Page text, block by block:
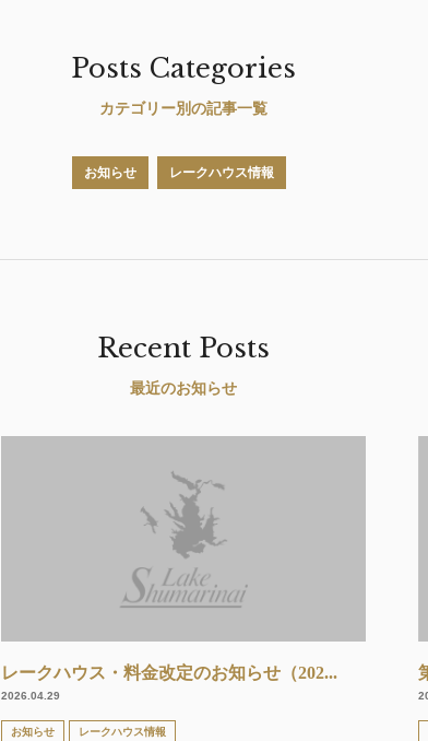
Posts Categories
カテゴリー別の記事一覧
お知らせ レークハウス情報
Recent Posts
最近のお知らせ
レークハウス・料金改定のお知らせ（202...
2026.04.29
お知らせ レークハウス情報